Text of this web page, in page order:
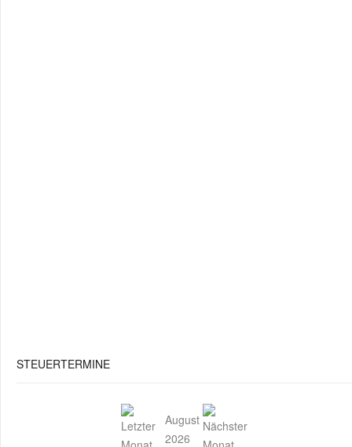
STEUERTERMINE
August
2026